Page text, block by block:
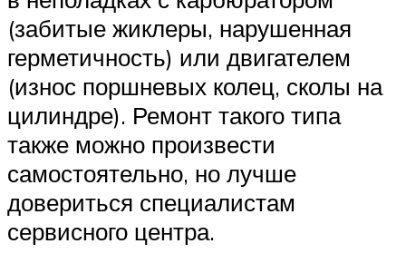
(забитые жиклеры, нарушенная
герметичность) или двигателем
(износ поршневых колец, сколы на
цилиндре). Ремонт такого типа
также можно произвести
самостоятельно, но лучше
довериться специалистам
сервисного центра.